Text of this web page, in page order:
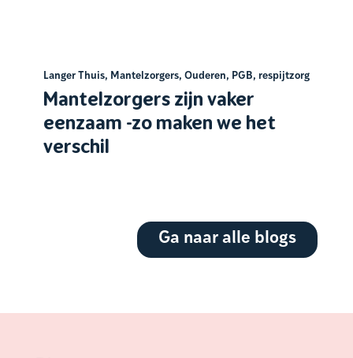
Langer Thuis, Mantelzorgers, Ouderen, PGB, respijtzorg
Mantelzorgers zijn vaker
eenzaam -zo maken we het
verschil
Ga naar alle blogs